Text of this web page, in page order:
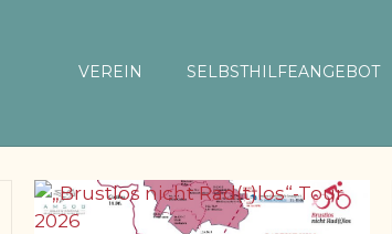
VEREIN SELBSTHILFEANGEBOT